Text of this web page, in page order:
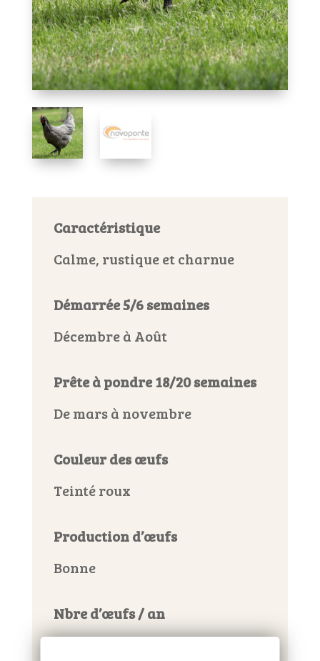
Caractéristique
Calme, rustique et charnue
Démarrée 5/6 semaines
Décembre à Août
Prête à pondre 18/20 semaines
De mars à novembre
Couleur des œufs
Teinté roux
Production d’œufs
Bonne
Nbre d’œufs / an